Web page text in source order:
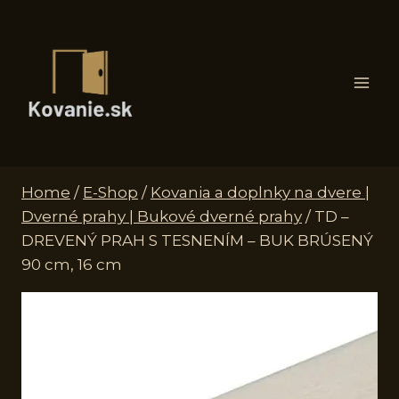
Home / E-Shop / Kovania a doplnky na dvere |
Dverné prahy | Bukové dverné prahy / TD –
DREVENÝ PRAH S TESNENÍM – BUK BRÚSENÝ
90 cm, 16 cm